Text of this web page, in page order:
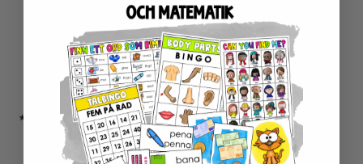
TID: KLOCKAN OCH KALENDER
PROGRAMMERING
KARTLÄGGNING MATEMATIK
AKTIVITETSPAKET MATEMATIK
★ ENGELSKA
ENGELSKA LÄSNING
ENGELSK SKRIVNING